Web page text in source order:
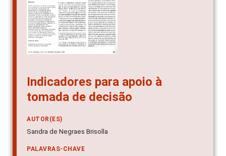
Indicadores para apoio à
tomada de decisão
AUTOR(ES)
Sandra de Negraes Brisolla
PALAVRAS-CHAVE